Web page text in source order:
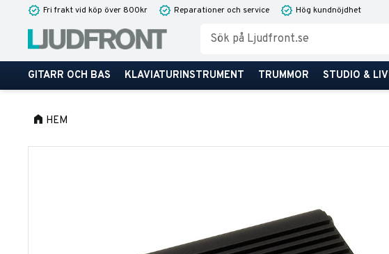
Fri frakt vid köp över 800kr Reparationer och service Hög kundnöjdhet
GITARR OCH BAS KLAVIATURINSTRUMENT TRUMMOR STUDIO &
HEM